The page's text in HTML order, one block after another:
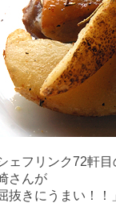
ェフリンク72軒
さんが
抜きにうまい！！